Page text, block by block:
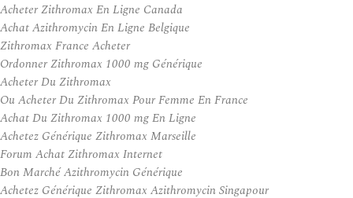
Acheter Zithromax En Ligne Canada
Achat Azithromycin En Ligne Belgique
Zithromax France Acheter
Ordonner Zithromax 1000 mg Générique
Acheter Du Zithromax
Ou Acheter Du Zithromax Pour Femme En France
Achat Du Zithromax 1000 mg En Ligne
Achetez Générique Zithromax Marseille
Forum Achat Zithromax Internet
Bon Marché Azithromycin Générique
Achetez Générique Zithromax Azithromycin Singapour